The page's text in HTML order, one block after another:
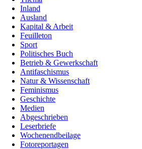
Inland
Ausland
Kapital & Arbeit
Feuilleton
Sport
Politisches Buch
Betrieb & Gewerkschaft
Antifaschismus
Natur & Wissenschaft
Feminismus
Geschichte
Medien
Abgeschrieben
Leserbriefe
Wochenendbeilage
Fotoreportagen